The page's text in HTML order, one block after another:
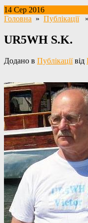
14 Сер 2016
Головна » Публікації»
UR5WH S.K.
Додано в Публікаціївід